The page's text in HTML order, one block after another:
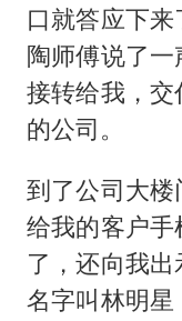
口就答应下
陶师傅说了
接转给我，
的公司。
到了公司大
给我的客户
了，还向我
名字叫林明